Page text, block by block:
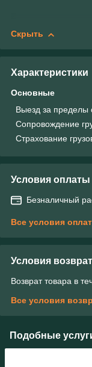
Скрыть
Характеристики
Основные
Выезд за пределы
Сопровождение
Страхование
Условия оплаты
Безналичный
Все условия
Условия
Возврат товара в
Все условия
Подобные